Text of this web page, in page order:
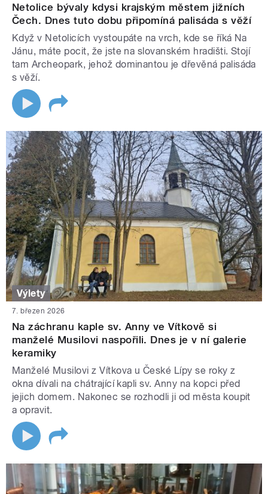
Netolice bývaly kdysi krajským městem jižních
Čech. Dnes tuto dobu připomíná palisáda s věží
Když v Netolicích vystoupáte na vrch, kde se říká Na
Jánu, máte pocit, že jste na slovanském hradišti. Stojí
tam Archeopark, jehož dominantou je dřevěná palisáda
s věží.
Výlety
7. březen 2026
Na záchranu kaple sv. Anny ve Vítkově si
manželé Musilovi naspořili. Dnes je v ní galerie
keramiky
Manželé Musilovi z Vítkova u České Lípy se roky z
okna dívali na chátrající kapli sv. Anny na kopci před
jejich domem. Nakonec se rozhodli ji od města koupit
a opravit.